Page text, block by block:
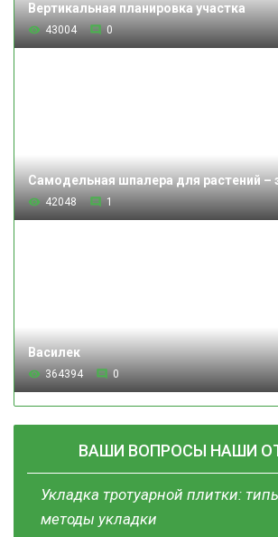
Вертикальная планировка участка
43004 0
Самодельная шпалера для растений –
42048 1
Василек
364394 0
ВАШИ ВОПРОСЫ НАШИ
Укладка тротуарной плитки:
методы укладки